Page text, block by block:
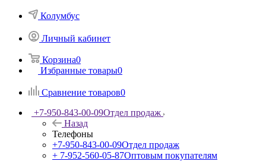
Колумбус
Личный кабинет
Корзина0
Избранные товары0
Сравнение товаров0
+7-950-843-00-09Отдел продаж
Назад
Телефоны
+7-950-843-00-09Отдел продаж
+ 7-952-560-05-87Оптовым покупателям